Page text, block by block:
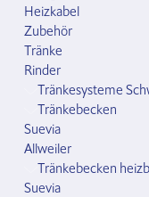
Heizkabel
Zubehör
Tränke
Rinder
Tränkesysteme
Tränkebecken
Suevia
Allweiler
Tränkebecken
Suevia